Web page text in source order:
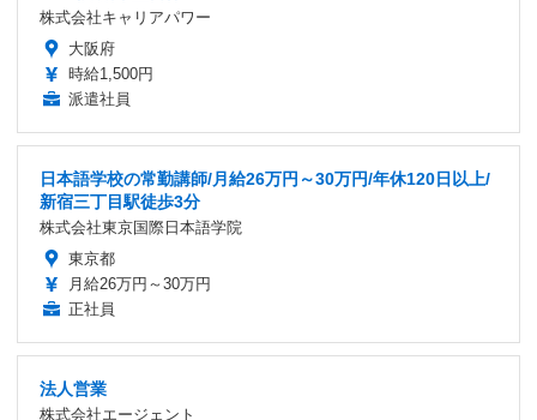
株式会社キャリアパワー
大阪府
時給1,500円
派遣社員
日本語学校の常勤講師/月給26万円～30万円/年休120日以上/
新宿三丁目駅徒歩3分
株式会社東京国際日本語学院
東京都
月給26万円～30万円
正社員
法人営業
株式会社エージェント